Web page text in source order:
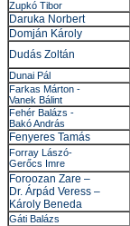
Zupkó Tibor
Daruka Norbert
Domján Károly
Dudás Zoltán
Dunai Pál
Farkas Márton -
Vanek Bálint
Fehér Balázs -
Bakó András
Fenyeres Tamás
Forray Lászó-
Gerőcs Imre
Foroozan Zare –
Dr. Árpád Veress –
Károly Beneda
Gáti Balázs